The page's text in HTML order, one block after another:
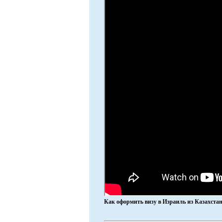
Как оформить визу в Израиль из